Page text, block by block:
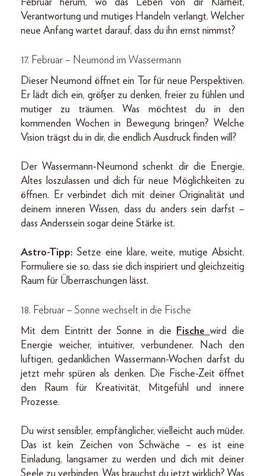
Februar herum, wo das Leben von dir Klarheit,
Verantwortung und mutiges Handeln verlangt. Welcher
neue Anfang wartet darauf, dass du ihn ernst nimmst?
17. Februar – Neumond im Wassermann
Dieser Neumond öffnet ein Tor für neue Perspektiven.
Er lädt dich ein, größer zu denken, freier zu fühlen und
mutiger zu träumen. Was möchtest du in den
kommenden Wochen in Bewegung bringen? Welche
Vision trägst du in dir, die endlich Ausdruck finden will?
Der Wassermann-Neumond schenkt dir die Energie,
Altes loszulassen und dich für neue Möglichkeiten zu
öffnen. Er verbindet dich mit deiner Originalität und
deinem inneren Wissen, dass du anders sein darfst –
dass Anderssein sogar deine Stärke ist.
Astro-Tipp: Setze eine klare, weite, mutige Absicht.
Formuliere sie so, dass sie dich inspiriert und gleichzeitig
Raum für Überraschungen lässt.
18. Februar – Sonne wechselt in die Fische
Mit dem Eintritt der Sonne in die
Fischewird die
Energie weicher, intuitiver, verbundener. Nach den
luftigen, gedanklichen Wassermann-Wochen darfst du
jetzt mehr spüren als denken. Die Fische-Zeit öffnet
den Raum für Kreativität, Mitgefühl und innere
Prozesse.
Du wirst sensibler, empfänglicher, vielleicht auch müder.
Das ist kein Zeichen von Schwäche – es ist eine
Einladung, langsamer zu werden und dich mit deiner
Seele zu verbinden. Was brauchst du jetzt wirklich? Was